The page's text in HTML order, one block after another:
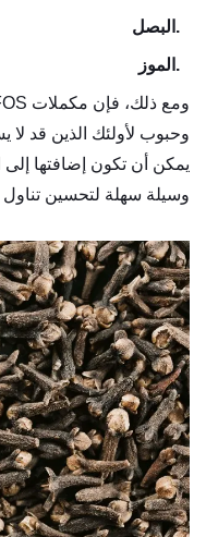
البصل
الموز
وحبوب لأولئك الذين قد
يمكن أن تكون إضافتها إلى
وسيلة سهلة لتحسين تناول